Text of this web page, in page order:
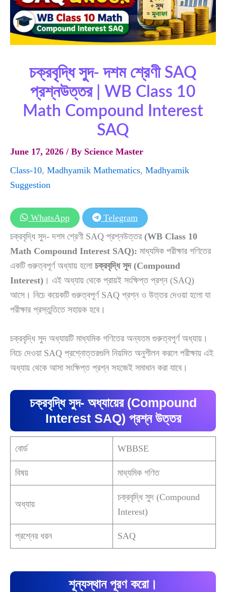
চক্রবৃদ্ধি সুদ- দশম শ্রেণী SAQ
প্রশ্নউত্তর | WB Class 10
Math Compound Interest
SAQ
June 17, 2026 / By Science Master
Class-10, Madhyamik Mathematics, Madhyamik
Suggestion
WhatsApp
Telegram
চক্রবৃদ্ধি সুদ- দশম শ্রেণী SAQ প্রশ্নউত্তর (WB Class 10
Math Compound Interest SAQ): মাধ্যমিক পরীক্ষার গণিতের
একটি গুরুত্বপূর্ণ অধ্যায় হলো চক্রবৃদ্ধি সুদ (Compound
Interest) । এই অধ্যায় থেকে প্রায়ই সংক্ষিপ্ত প্রশ্ন (SAQ)
আসে। নিচে কয়েকটি গুরুত্বপূর্ণ SAQ প্রশ্ন ও উত্তর দেওয়া হলো যা
পরীক্ষার প্রস্তুতিতে সহায়ক হবে।
চক্রবৃদ্ধি সুদ অধ্যায়টি মাধ্যমিক গণিতের অন্যতম গুরুত্বপূর্ণ অধ্যায়।
নিচে দেওয়া SAQ প্রশ্নোত্তরগুলি নিয়মিত অনুশীলন করলে পরীক্ষায় এই
অধ্যায় থেকে আসা সংক্ষিপ্ত প্রশ্ন সহজেই সমাধান করা যাবে।
চক্রবৃদ্ধি সুদ- অধ্যায়ের (Compound
Interest SAQ) প্রশ্ন উত্তর
বোর্ড WBBSE
বিষয় মাধ্যমিক গণিত
অধ্যায়
চক্রবৃদ্ধি সুদ (Compound
Interest)
প্রশ্নের ধরন SAQ
শূন্যস্থান পূরণ করো।